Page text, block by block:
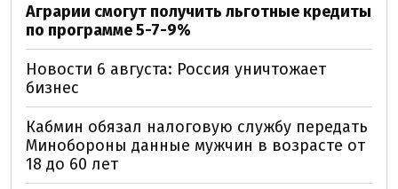
Аграрии смогут получить льготные кредиты
по программе 5-7-9%
Новости 6 августа: Россия уничтожает
бизнес
Кабмин обязал налоговую службу передать
Минобороны данные мужчин в возрасте от
18 до 60 лет